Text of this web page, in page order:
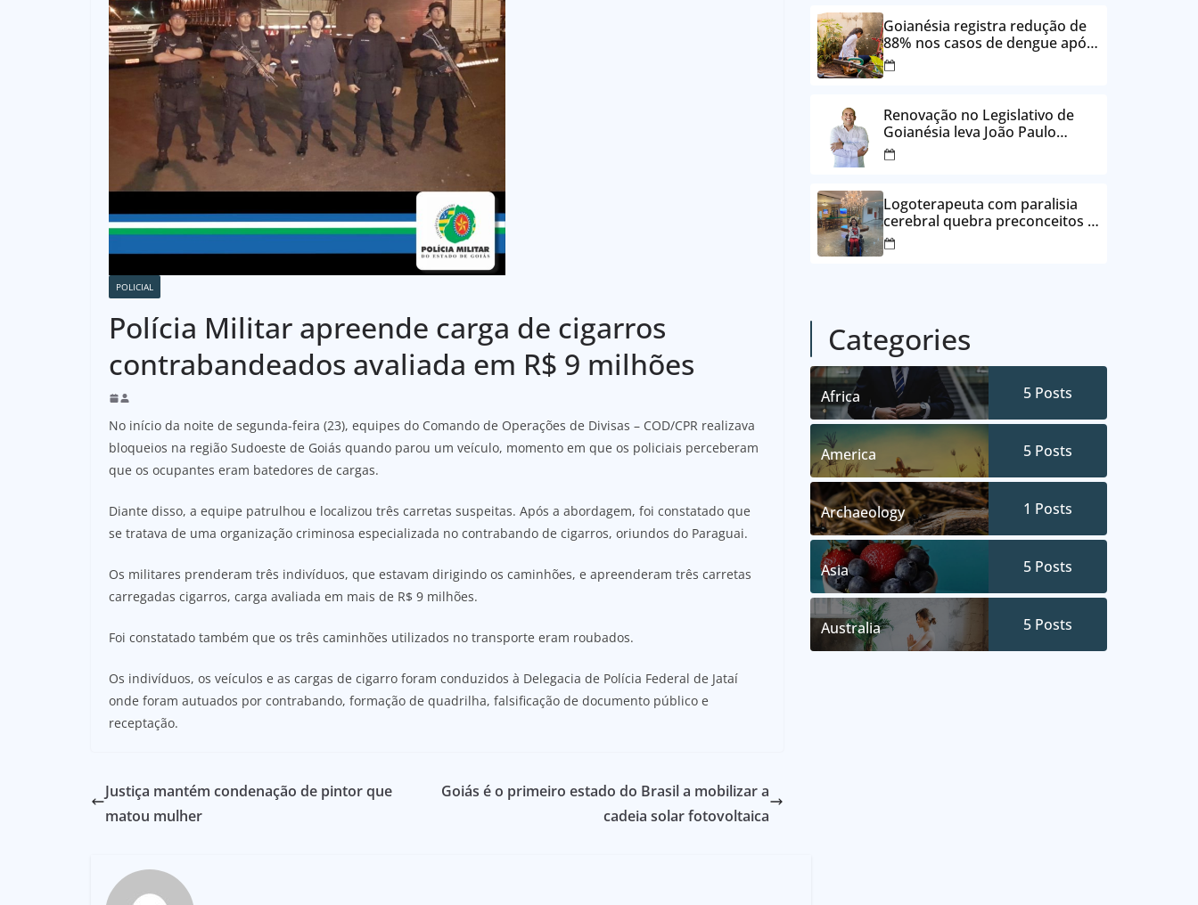
POLICIAL
Polícia Militar apreende carga de cigarros
contrabandeados avaliada em R$ 9 milhões
No início da noite de segunda-feira (23), equipes do Comando de Operações de Divisas – COD/CPR realizava
bloqueios na região Sudoeste de Goiás quando parou um veículo, momento em que os policiais perceberam
que os ocupantes eram batedores de cargas.
Diante disso, a equipe patrulhou e localizou três carretas suspeitas. Após a abordagem, foi constatado que
se tratava de uma organização criminosa especializada no contrabando de cigarros, oriundos do Paraguai.
Os militares prenderam três indivíduos, que estavam dirigindo os caminhões, e apreenderam três carretas
carregadas cigarros, carga avaliada em mais de R$ 9 milhões.
Foi constatado também que os três caminhões utilizados no transporte eram roubados.
Os indivíduos, os veículos e as cargas de cigarro foram conduzidos à Delegacia de Polícia Federal de Jataí
onde foram autuados por contrabando, formação de quadrilha, falsificação de documento público e
receptação.
Justiça mantém condenação de pintor que
matou mulher
Goiás é o primeiro estado do Brasil a mobilizar a
cadeia solar fotovoltaica
Goianésia registra redução de
88% nos casos de dengue após
ações de prevenção da
Prefeitura
Renovação no Legislativo de
Goianésia leva João Paulo
Batista à Câmara Municipal
Logoterapeuta com paralisia
cerebral quebra preconceitos e
ajuda pacientes a reencontrar
propósito em Goianésia
Categories
Africa 5 Posts
America 5 Posts
Archaeology 1 Posts
Asia 5 Posts
Australia 5 Posts